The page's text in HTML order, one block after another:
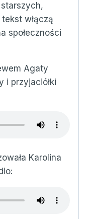
włączą
społeczności
Agaty
i przyjaciółki
Karolina